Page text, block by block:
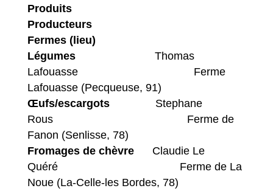
Produits
Producteurs
Fermes (lieu)
Légumes Thomas
Lafouasse Ferme
Lafouasse (Pecqueuse, 91)
Œufs/escargots Stephane
Rous Ferme de
Fanon (Senlisse, 78)
Fromages de chèvre Claudie Le
Quéré Ferme de La
Noue (La-Celle-les Bordes, 78)